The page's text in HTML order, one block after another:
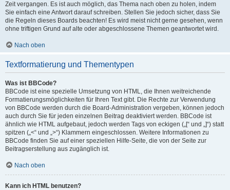
Zeit vergangen. Es ist auch möglich, das Thema nach oben zu holen, indem
Sie einfach eine Antwort darauf schreiben. Stellen Sie jedoch sicher, dass Sie
die Regeln dieses Boards beachten! Es wird meist nicht gerne gesehen, wenn
ohne triftigen Grund auf alte oder abgeschlossene Themen geantwortet wird.
Nach oben
Textformatierung und Thementypen
Was ist BBCode?
BBCode ist eine spezielle Umsetzung von HTML, die Ihnen weitreichende
Formatierungsmöglichkeiten für Ihren Text gibt. Die Rechte zur Verwendung
von BBCode werden durch die Board-Administration vergeben, können jedoch
auch durch Sie für jeden einzelnen Beitrag deaktiviert werden. BBCode ist
ähnlich wie HTML aufgebaut, jedoch werden Tags von eckigen („[“ und „]“) statt
spitzen („<“ und „>“) Klammern eingeschlossen. Weitere Informationen zu
BBCode finden Sie auf einer speziellen Hilfe-Seite, die von der Seite zur
Beitragserstellung aus zugänglich ist.
Nach oben
Kann ich HTML benutzen?